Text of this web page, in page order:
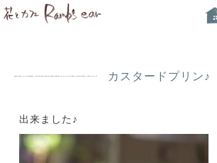
カスタードプリン♪
出来ました♪